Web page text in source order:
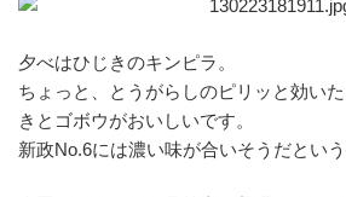
夕べはひじきのキンピラ。
ちょっと、とうがらしのピリッと効い
きとゴボウがおいしいです。
新政No.6には濃い味が合いそうだという